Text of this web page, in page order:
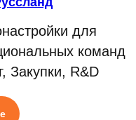
для
команд
Закупки, R&D